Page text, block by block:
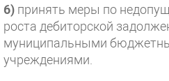
6) принять меры по
роста дебиторской
муниципальными
учреждениями.